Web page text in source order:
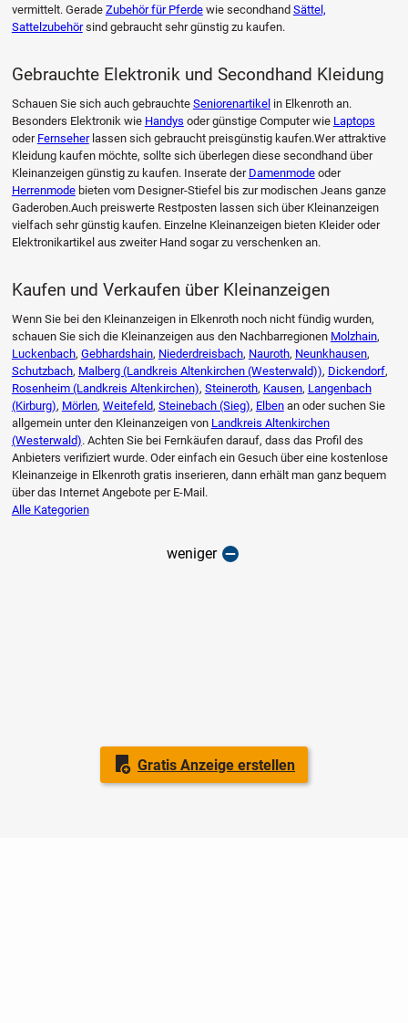
Gratis Anzeige erstellen
vermittelt. Gerade Zubehör für Pferdewie secondhand Sättel,
Sattelzubehörsind gebraucht sehr günstig zu kaufen.
Gebrauchte Elektronik und Secondhand Kleidung
Schauen Sie sich auch gebrauchte Seniorenartikel in Elkenroth an.
Besonders Elektronik wie Handys oder günstige Computer wie Laptops
oder Fernseherlassen sich gebraucht preisgünstig kaufen.Wer attraktive
Kleidung kaufen möchte, sollte sich überlegen diese secondhand über
Kleinanzeigen günstig zu kaufen. Inserate der Damenmodeoder
Herrenmodebieten vom Designer-Stiefel bis zur modischen Jeans ganze
Gaderoben.Auch preiswerte Restposten lassen sich über Kleinanzeigen
vielfach sehr günstig kaufen. Einzelne Kleinanzeigen bieten Kleider oder
Elektronikartikel aus zweiter Hand sogar zu verschenken an.
Kaufen und Verkaufen über Kleinanzeigen
Wenn Sie bei den Kleinanzeigen in Elkenroth noch nicht fündig wurden,
schauen Sie sich die Kleinanzeigen aus den Nachbarregionen Molzhain,
Luckenbach, Gebhardshain, Niederdreisbach, Nauroth, Neunkhausen,
Schutzbach, Malberg (Landkreis Altenkirchen (Westerwald)), Dickendorf,
Rosenheim (Landkreis Altenkirchen), Steineroth, Kausen, Langenbach
(Kirburg), Mörlen, Weitefeld, Steinebach (Sieg), Elbenan oder suchen Sie
allgemein unter den Kleinanzeigen von Landkreis Altenkirchen
(Westerwald). Achten Sie bei Fernkäufen darauf, dass das Profil des
Anbieters verifiziert wurde. Oder einfach ein Gesuch über eine kostenlose
Kleinanzeige in Elkenroth gratis inserieren, dann erhält man ganz bequem
über das Internet Angebote per E-Mail.
Alle Kategorien
weniger